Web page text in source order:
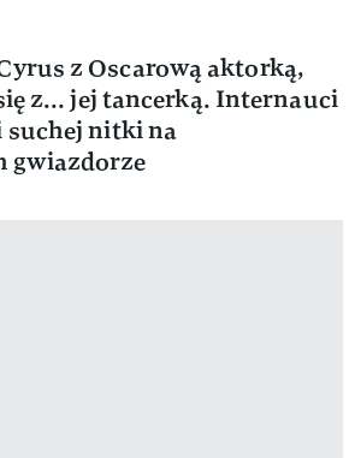
z Oscarową aktorką,
z... jej tancerką. Internauci
nitki na
gwiazdorze